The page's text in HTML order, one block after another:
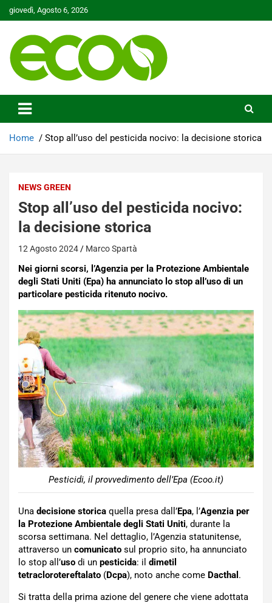
Skip
to
giovedì, Agosto 6, 2026
Ecoo.it
Home Stop all’uso del pesticida nocivo: la decisione storica
NEWS GREEN
Stop all’uso del pesticida nocivo:
la decisione storica
12 Agosto 2024 Marco Spartà
Nei giorni scorsi, l’Agenzia per la Protezione Ambientale
degli Stati Uniti (Epa) ha annunciato lo stop all’uso di un
particolare pesticida ritenuto nocivo.
Pesticidi, il provvedimento dell’Epa (Ecoo.it)
Una decisione storica quella presa dall’Epa, l’Agenzia per
la Protezione Ambientale degli Stati Uniti, durante la
scorsa settimana. Nel dettaglio, l’Agenzia statunitense,
attraverso un comunicato sul proprio sito, ha annunciato
lo stop all’uso di un pesticida: il dimetil
tetraclorotereftalato (Dcpa), noto anche come Dacthal .
Si tratta della prima azione del genere che viene adottata